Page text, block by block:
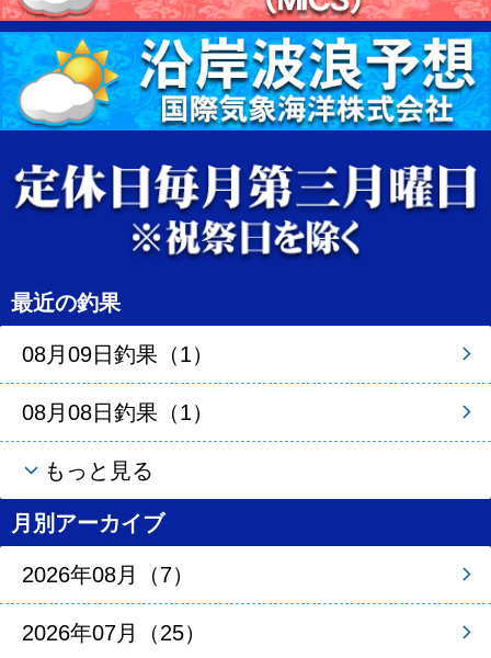
最近の釣果
08月09日釣果（1）
08月08日釣果（1）
もっと見る
月別アーカイブ
2026年08月（7）
2026年07月（25）